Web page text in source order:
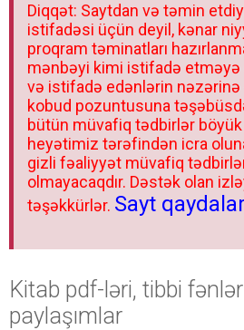
Diqqət: Saytdan və təmin
istifadəsi üçün deyil, kənar
proqram təminatları
mənbəyi kimi istifadə
və istifadə edənlərin nəzərinə
kobud pozuntusuna
bütün müvafiq tədbirlər
heyətimiz tərəfindən icra
gizli fəaliyyət müvafiq
olmayacaqdır. Dəstək olan
təşəkkürlər. Sayt
Kitab pdf-ləri, tibbi
paylaşımlar